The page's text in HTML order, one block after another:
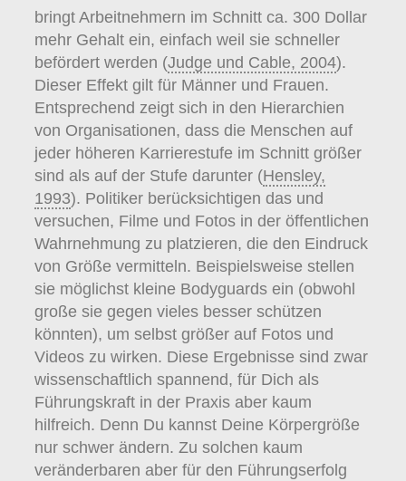
bringt Arbeitnehmern im Schnitt ca. 300 Dollar
mehr Gehalt ein, einfach weil sie schneller
befördert werden (Judge und Cable, 2004).
Dieser Effekt gilt für Männer und Frauen.
Entsprechend zeigt sich in den Hierarchien
von Organisationen, dass die Menschen auf
jeder höheren Karrierestufe im Schnitt größer
sind als auf der Stufe darunter (Hensley,
1993). Politiker berücksichtigen das und
versuchen, Filme und Fotos in der öffentlichen
Wahrnehmung zu platzieren, die den Eindruck
von Größe vermitteln. Beispielsweise stellen
sie möglichst kleine Bodyguards ein (obwohl
große sie gegen vieles besser schützen
könnten), um selbst größer auf Fotos und
Videos zu wirken. Diese Ergebnisse sind zwar
wissenschaftlich spannend, für Dich als
Führungskraft in der Praxis aber kaum
hilfreich. Denn Du kannst Deine Körpergröße
nur schwer ändern. Zu solchen kaum
veränderbaren aber für den Führungserfolg